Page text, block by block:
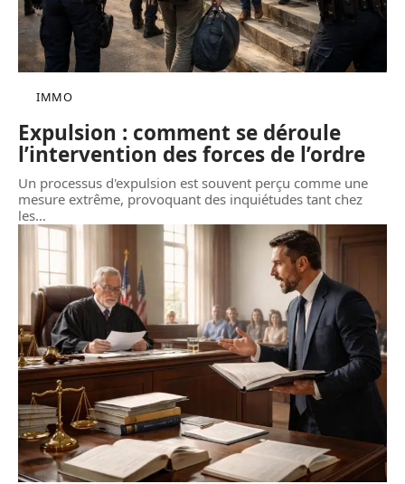
IMMO
Expulsion : comment se déroule
l’intervention des forces de l’ordre
Un processus d'expulsion est souvent perçu comme une
mesure extrême, provoquant des inquiétudes tant chez
les…